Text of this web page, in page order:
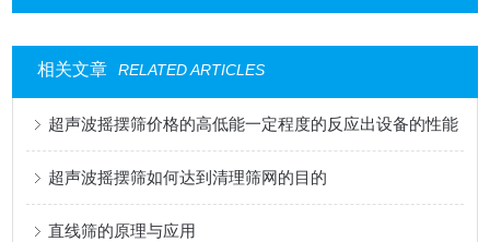
相关文章 RELATED ARTICLES
超声波摇摆筛价格的高低能一定程度的反应出设备的性能
超声波摇摆筛如何达到清理筛网的目的
直线筛的原理与应用